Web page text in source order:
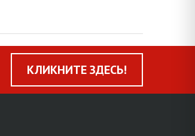
КЛИКНИТЕ ЗДЕСЬ!